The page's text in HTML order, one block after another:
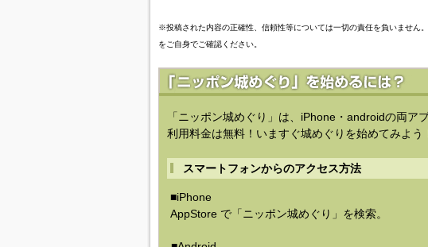
※投稿された内容の正確性、信頼性等については一切の責任を負いません
をご自身でご確認ください。
「ニッポン城めぐり」は、iPhone・androidの両アプ
利用料金は無料！いますぐ城めぐりを始めてみよう
スマートフォンからのアクセス方法
■iPhone
AppStore で「ニッポン城めぐり」を検索。